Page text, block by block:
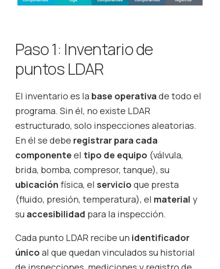
Paso 1: Inventario de
puntos LDAR
El inventario es la base operativade todo el
programa. Sin él, no existe LDAR
estructurado, solo inspecciones aleatorias.
En él se debe registrar para cada
componente el tipo de equipo (válvula,
brida, bomba, compresor, tanque), su
ubicación física, el servicioque presta
(fluido, presión, temperatura), el material y
su accesibilidad para la inspección.
Cada punto LDAR recibe un identificador
único al que quedan vinculados su historial